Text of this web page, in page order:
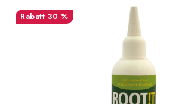
AQUARISTIK
30 %